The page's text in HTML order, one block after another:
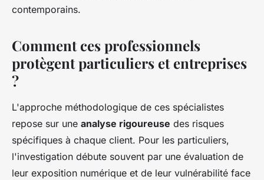
contemporains.
Comment ces professionnels
protègent particuliers et entreprises
?
L'approche méthodologique de ces spécialistes
repose sur une analyse rigoureuse des risques
spécifiques à chaque client. Pour les particuliers,
l'investigation débute souvent par une évaluation de
leur exposition numérique et de leur vulnérabilité face